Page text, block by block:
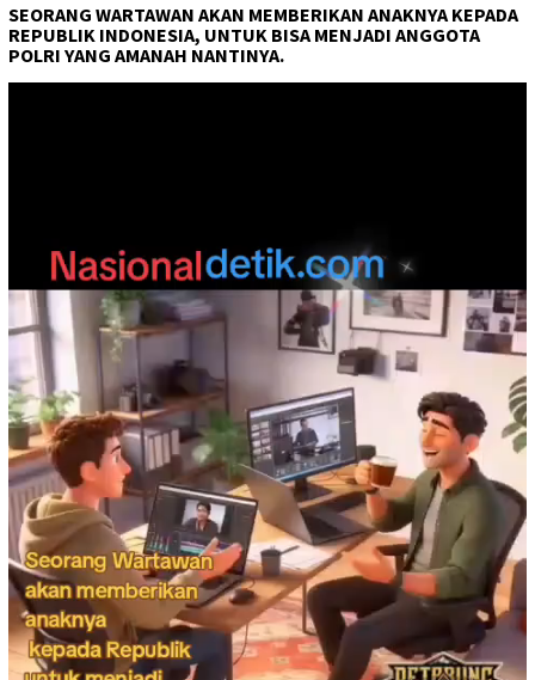
SEORANG WARTAWAN AKAN MEMBERIKAN ANAKNYA KEPADA
REPUBLIK INDONESIA, UNTUK BISA MENJADI ANGGOTA
POLRI YANG AMANAH NANTINYA.